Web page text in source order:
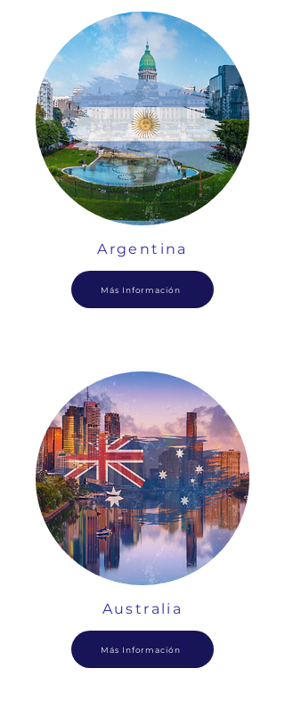
Argentina
Más Información
Australia
Más Información